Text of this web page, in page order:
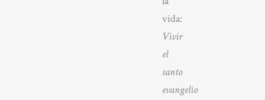
vida:
Vivir
el
santo
evangelio